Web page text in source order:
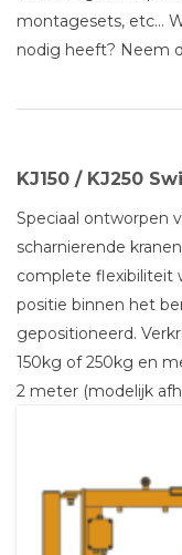
montagesets, etc…
nodig heeft? Neem
KJ150 / KJ250
Speciaal ontworpen
scharnierende
complete flexibiliteit
positie binnen het
gepositioneerd.
150kg of 250kg en
2 meter (modelijk